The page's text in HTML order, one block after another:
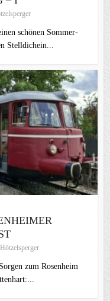
schönen Sommer-
Stelldichein...
zum Rosenheim